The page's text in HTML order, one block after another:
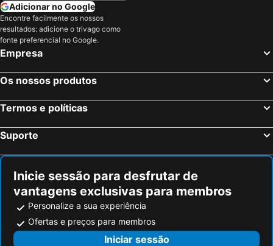
Adicionar no Google
Encontre facilmente os nossos
resultados: adicione o trivago como
fonte preferencial no Google.
Empresa
Os nossos produtos
Termos e políticas
Suporte
Inicie sessão para desfrutar de
vantagens exclusivas para membros
Personalize a sua experiência
Ofertas e preços para membros
Iniciar sessão